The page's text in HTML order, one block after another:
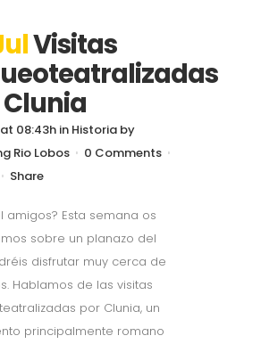
Visitas
08:43h in Historia by
Rio Lobos
0 Comments
Share
amigos? Esta semana os
sobre un planazo del
disfrutar muy cerca de
Hablamos de las visitas
por Clunia, un
principalmente romano